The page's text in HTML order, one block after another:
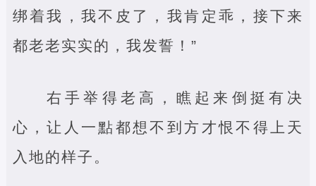
绑着我，我不皮了，我肯定乖，接下来
都老老实实的，我发誓！”
右手举得老高，瞧起来倒挺有决
心，让人一點都想不到方才恨不得上天
入地的样子。